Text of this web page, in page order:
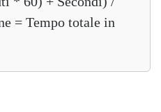
= Tempo totale in